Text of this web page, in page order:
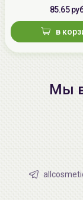
85.65
в
Мы